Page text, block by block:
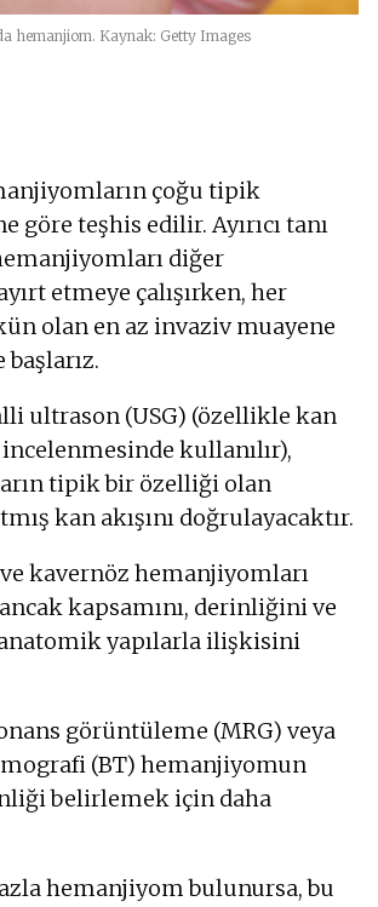
hemanjiom. Kaynak: Getty Images
çoğu tipik
göre teşhis edilir. Ayırıcı tanı
diğer
etmeye çalışırken, her
olan en az invaziv muayene
ultrason (USG) (özellikle kan
kullanılır),
tipik bir özelliği olan
kan akışını doğrulayacaktır.
kavernöz hemanjiyomları
kapsamını, derinliğini ve
yapılarla ilişkisini
görüntüleme (MRG) veya
(BT) hemanjiyomun
belirlemek için daha
hemanjiyom bulunursa, bu